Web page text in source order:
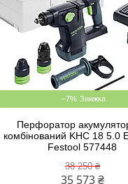
–7%
Перфоратор
комбінований KHC 18 5.0
Festool 577448
38 250 ₴
35 573 ₴